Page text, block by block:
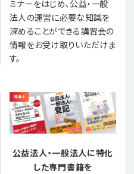
ミナーをはじめ、公益・一般
法人の運営に必要な知識を
深めることができる講習会の
情報をお受け取りいただけま
す。
公益法人・一般法人に特化
した専門書籍を